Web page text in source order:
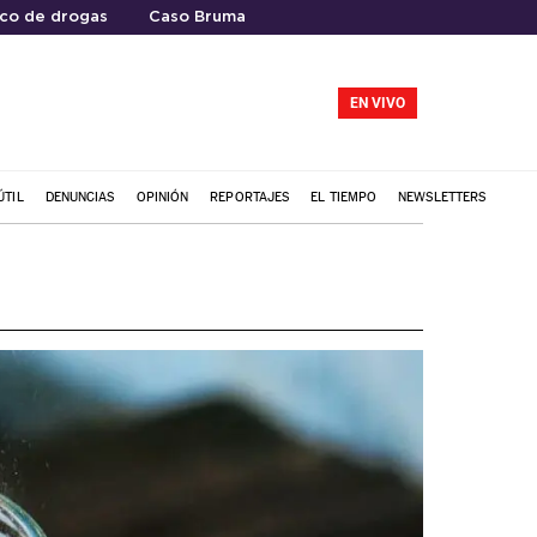
de drogas Caso Bruma
EN VIVO
DENUNCIAS OPINIÓN REPORTAJES EL TIEMPO NEWSLETTERS